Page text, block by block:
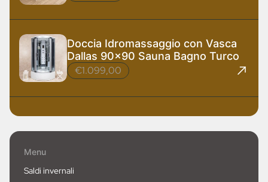
Doccia Idromassaggio con Vasca
Dallas 90x90 Sauna Bagno Turco
€1.099,00
Menu
Saldi invernali